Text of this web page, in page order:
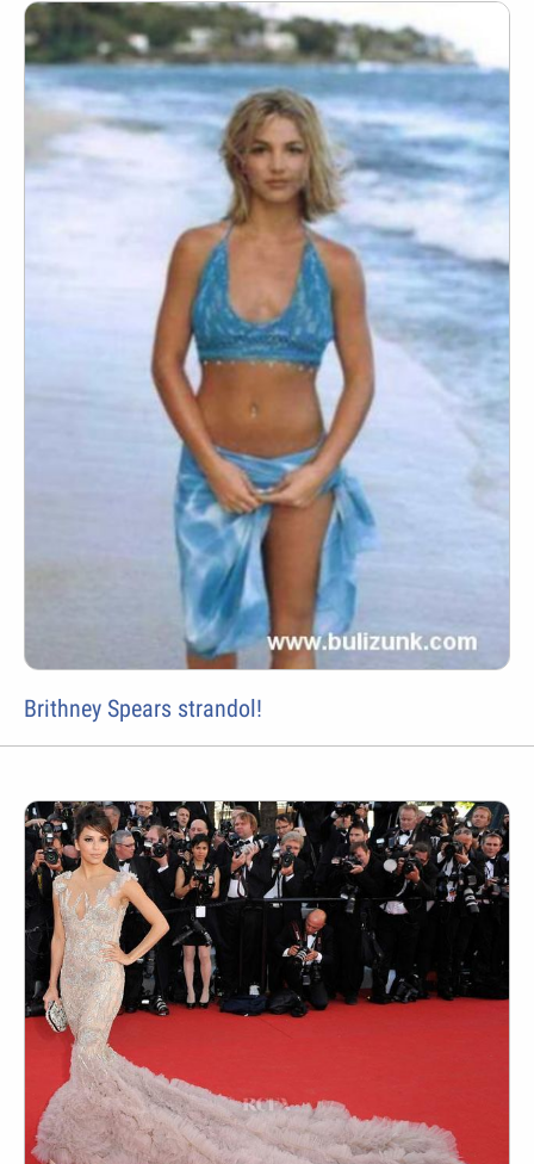
Brithney Spears strandol!